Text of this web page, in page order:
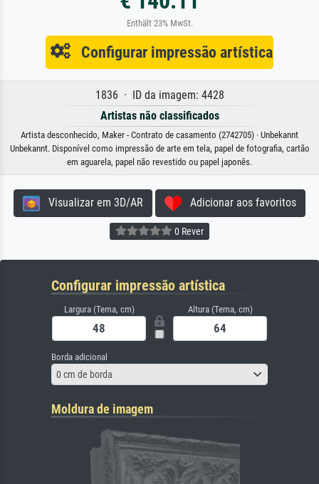
Enthält 23% MwSt.
Configurar impressão artística
1836 · ID da imagem: 4428
Artistas não classificados
Artista desconhecido, Maker - Contrato de casamento (2742705) · Unbekannt
Unbekannt. Disponível como impressão de arte em tela, papel de fotografia, cartão
em aguarela, papel não revestido ou papel japonês.
Visualizar em 3D/AR Adicionar aos favoritos
0 Rever
Configurar impressão artística
Largura (Tema, cm) Altura (Tema, cm)
Borda adicional
0 cm de borda
Moldura de imagem